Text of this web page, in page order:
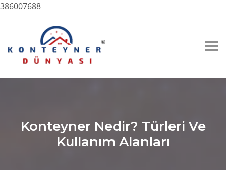
386007688
Konteyner Nedir? Türleri Ve
Kullanım Alanları